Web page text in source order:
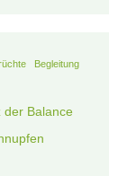
Begleitung
der Balance